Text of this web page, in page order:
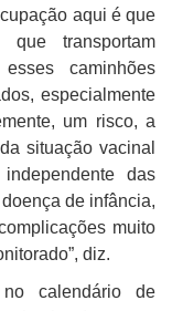
aqui é que
que transportam
caminhões
especialmente
um risco, a
situação vacinal
das
de infância,
muito
diz.
calendário de